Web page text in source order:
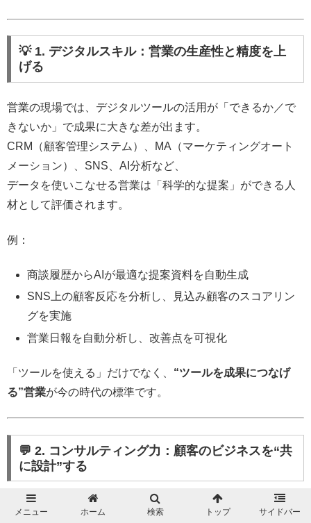
💡 1. デジタルスキル：営業の生産性と精度を上
げる
営業の現場では、デジタルツールの活用が「できるか／で
きないか」で成果に大きな差が出ます。
CRM（顧客管理システム）、MA（マーケティングオート
メーション）、SNS、AI分析など、
データを使いこなせる営業は「科学的な提案」ができる人
材として評価されます。
例：
商談履歴からAIが最適な提案資料を自動生成
SNS上の顧客反応を分析し、見込み顧客のスコアリン
グを実施
営業日報を自動分析し、改善点を可視化
「ツールを使える」だけでなく、 “ツールを成果につなげ
る”営業が今の時代の標準です。
💬 2. コンサルティング力：顧客のビジネスを“共
に設計”する
デジタル化によって、顧客は多くの情報を自ら調べるよう
メニュー ホーム 検索 トップ サイドバー